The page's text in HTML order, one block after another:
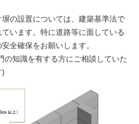
の設置については、建築基準法で
います。特に道路等に面している
全確保をお願いします。
の知識を有する方にご相談していた
)